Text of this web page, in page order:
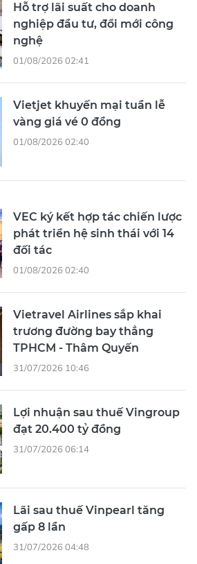
Hỗ trợ lãi suất cho doanh
nghiệp đầu tư, đổi mới công
nghệ
01/08/2026 02:41
Vietjet khuyến mại tuần lễ
vàng giá vé 0 đồng
01/08/2026 02:40
VEC ký kết hợp tác chiến lược
phát triển hệ sinh thái với 14
đối tác
01/08/2026 02:40
Vietravel Airlines sắp khai
trương đường bay thẳng
TPHCM - Thâm Quyến
31/07/2026 10:46
Lợi nhuận sau thuế Vingroup
đạt 20.400 tỷ đồng
31/07/2026 06:14
Lãi sau thuế Vinpearl tăng
gấp 8 lần
31/07/2026 04:48